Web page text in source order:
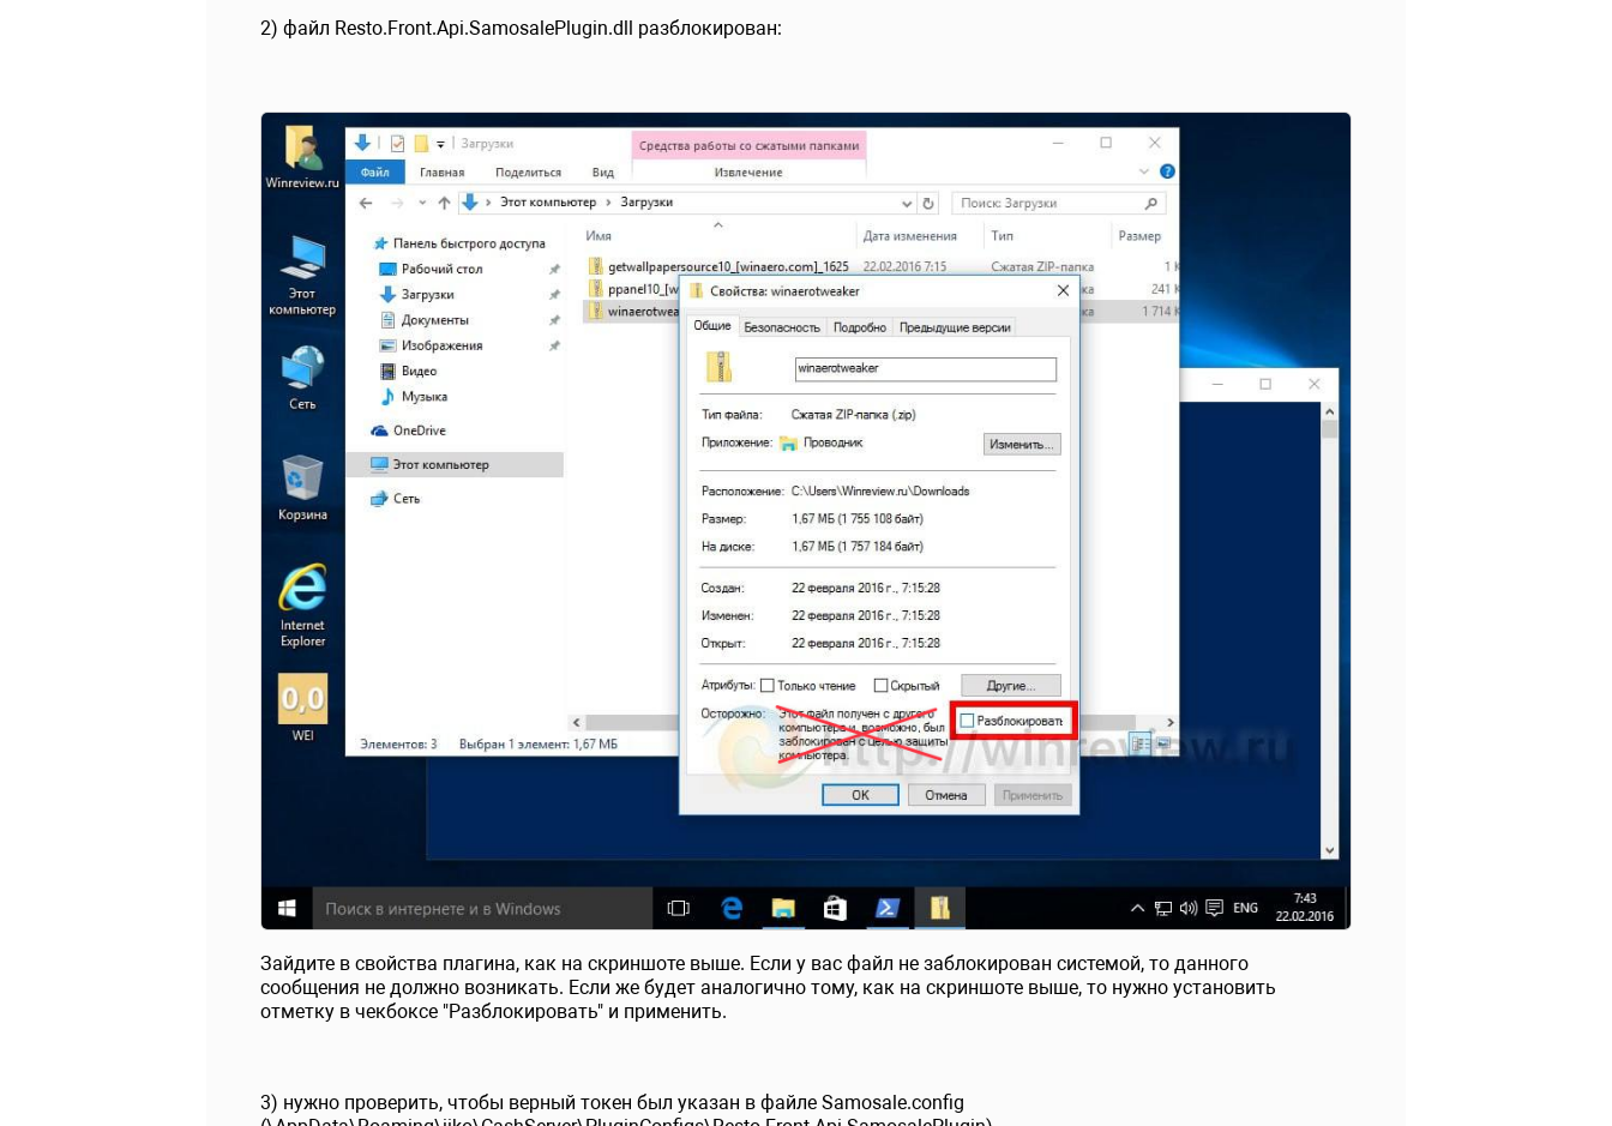
2) файл Resto.Front.Api.SamosalePlugin.dll разблокирован:
Зайдите в свойства плагина, как на скриншоте выше. Если у вас файл не заблокирован системой, то данного
сообщения не должно возникать. Если же будет аналогично тому, как на скриншоте выше, то нужно установить
отметку в чекбоксе "Разблокировать" и применить.
3) нужно проверить, чтобы верный токен был указан в файле Samosale.config